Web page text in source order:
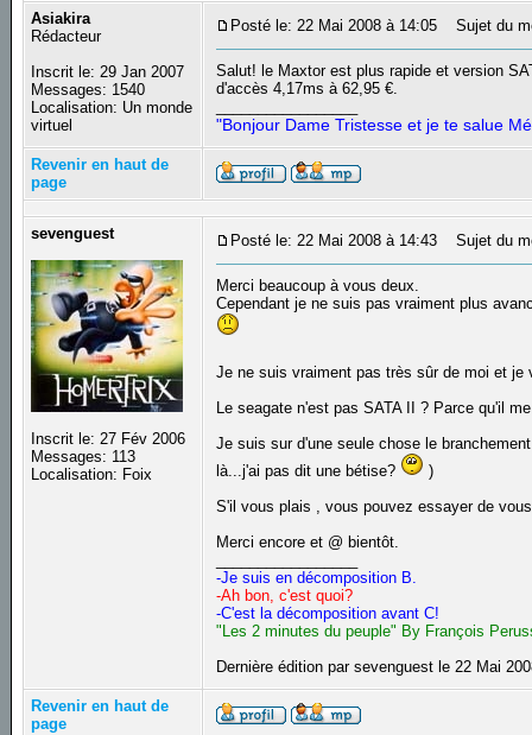
Asiakira
Rédacteur
Inscrit le: 29 Jan 2007
Messages: 1540
Localisation: Un monde
virtuel
Posté le: 22 Mai 2008 à 14:05 Sujet du
Salut! le Maxtor est plus rapide et version
d'accès 4,17ms à 62,95 €.
"Bonjour Dame Tristesse et je te salue
Revenir en haut de
page
sevenguest
Inscrit le: 27 Fév 2006
Messages: 113
Localisation: Foix
Posté le: 22 Mai 2008 à 14:43 Sujet du
Merci beaucoup à vous deux.
Cependant je ne suis pas vraiment plus
Je ne suis vraiment pas très sûr de moi et
Le seagate n'est pas SATA II ? Parce qu'il
Je suis sur d'une seule chose le
là...j'ai pas dit une bétise?
)
S'il vous plais , vous pouvez essayer de
Merci encore et @ bientôt.
-Je suis en décomposition B.
-Ah bon, c'est quoi?
-C'est la décomposition avant C!
"Les 2 minutes du peuple" By François
Dernière édition par sevenguest le 22 Mai
Revenir en haut de
page